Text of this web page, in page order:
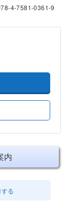
4-7581-0361-9
内
る